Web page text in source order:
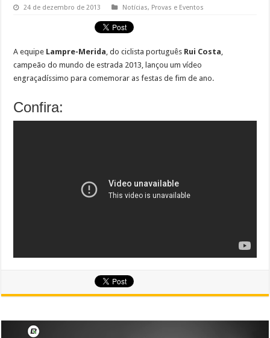
24 de dezembro de 2013 Notícias, Provas e Eventos
A equipe Lampre-Merida , do ciclista português Rui Costa
campeão do mundo de estrada 2013, lançou um vídeo
engraçadíssimo para comemorar as festas de fim de ano.
Confira: